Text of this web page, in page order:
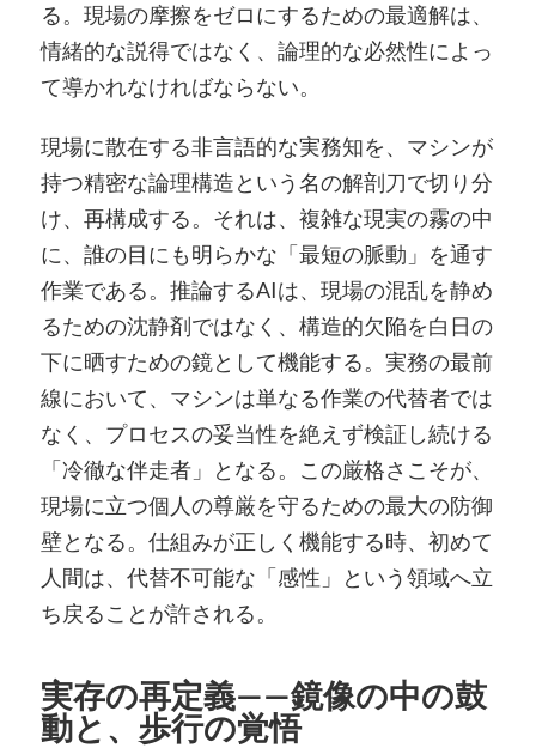
る。現場の摩擦をゼロにするための最適解は、
情緒的な説得ではなく、論理的な必然性によっ
て導かれなければならない。
現場に散在する非言語的な実務知を、マシンが
持つ精密な論理構造という名の解剖刀で切り分
け、再構成する。それは、複雑な現実の霧の中
に、誰の目にも明らかな「最短の脈動」を通す
作業である。推論するAIは、現場の混乱を静め
るための沈静剤ではなく、構造的欠陥を白日の
下に晒すための鏡として機能する。実務の最前
線において、マシンは単なる作業の代替者では
なく、プロセスの妥当性を絶えず検証し続ける
「冷徹な伴走者」となる。この厳格さこそが、
現場に立つ個人の尊厳を守るための最大の防御
壁となる。仕組みが正しく機能する時、初めて
人間は、代替不可能な「感性」という領域へ立
ち戻ることが許される。
実存の再定義——鏡像の中の鼓
動と、歩行の覚悟